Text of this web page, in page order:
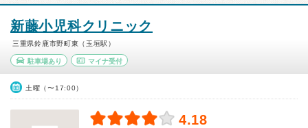
新藤小児科クリニック
三重県鈴鹿市野町東（玉垣駅）
駐車場あり マイナ受付
土曜（〜17:00）
4.18